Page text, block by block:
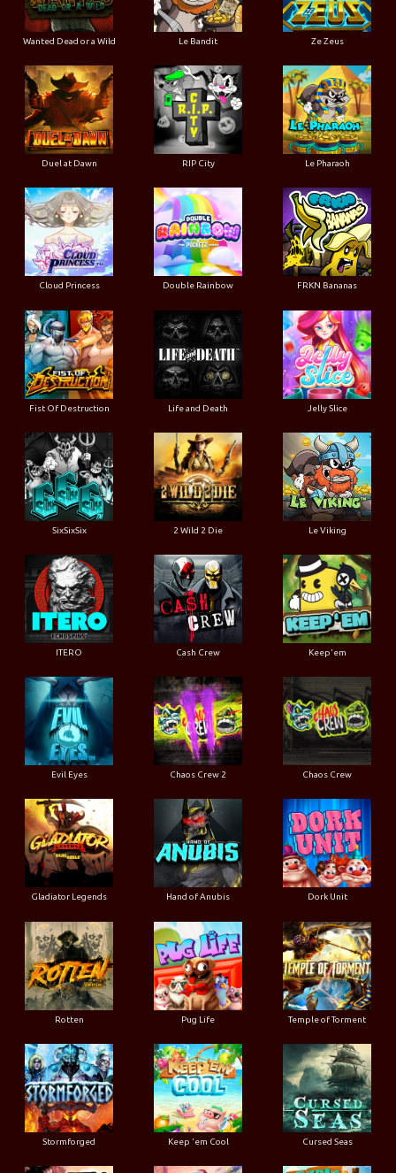
Wanted Dead or a Wild Le Bandit Ze Zeus
Duel at Dawn RIP City Le Pharaoh
Cloud Princess Double Rainbow FRKN Bananas
Fist Of Destruction Life and Death Jelly Slice
SixSixSix 2 Wild 2 Die Le Viking
ITERO Cash Crew Keep'em
Evil Eyes Chaos Crew 2 Chaos Crew
Gladiator Legends Hand of Anubis Dork Unit
Rotten Pug Life Temple of Torment
Stormforged Keep 'em Cool Cursed Seas